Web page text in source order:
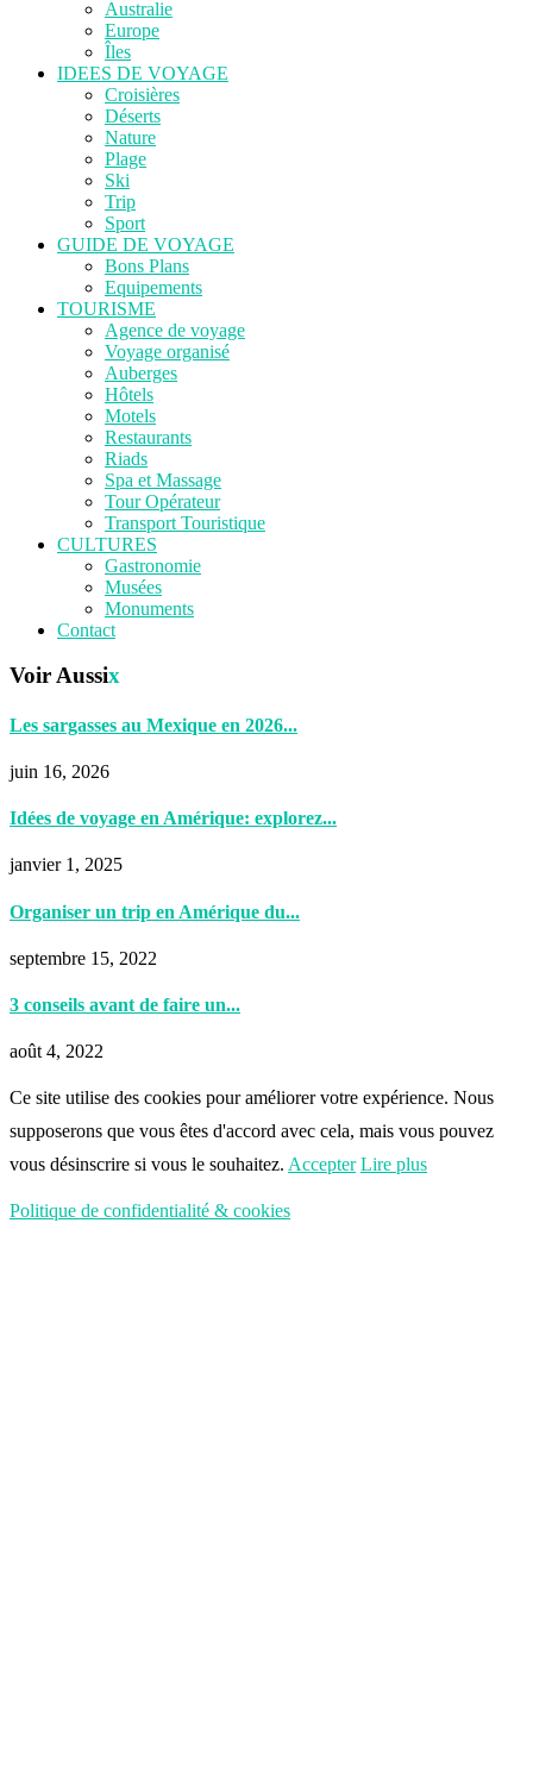
Australie
Europe
Îles
IDEES DE VOYAGE
Croisières
Déserts
Nature
Plage
Ski
Trip
Sport
GUIDE DE VOYAGE
Bons Plans
Equipements
TOURISME
Agence de voyage
Voyage organisé
Auberges
Hôtels
Motels
Restaurants
Riads
Spa et Massage
Tour Opérateur
Transport Touristique
CULTURES
Gastronomie
Musées
Monuments
Contact
Voir Aussix
Les sargasses au Mexique en 2026...
juin 16, 2026
Idées de voyage en Amérique: explorez...
janvier 1, 2025
Organiser un trip en Amérique du...
septembre 15, 2022
3 conseils avant de faire un...
août 4, 2022
Ce site utilise des cookies pour améliorer votre expérience. Nous
supposerons que vous êtes d'accord avec cela, mais vous pouvez
vous désinscrire si vous le souhaitez. Accepter Lire plus
Politique de confidentialité & cookies